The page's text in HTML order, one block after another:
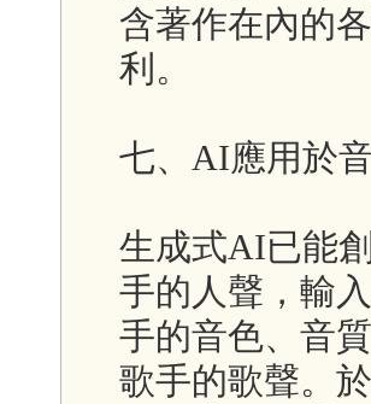
含著作在內的
利。
七、AI應用於
生成式AI已能
手的人聲，輸
手的音色、音
歌手的歌聲。